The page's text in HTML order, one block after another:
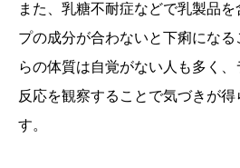
また、乳糖不耐症などで乳製品
プの成分が合わないと下痢にな
らの体質は自覚がない人も多く
反応を観察することで気づきが得
す。